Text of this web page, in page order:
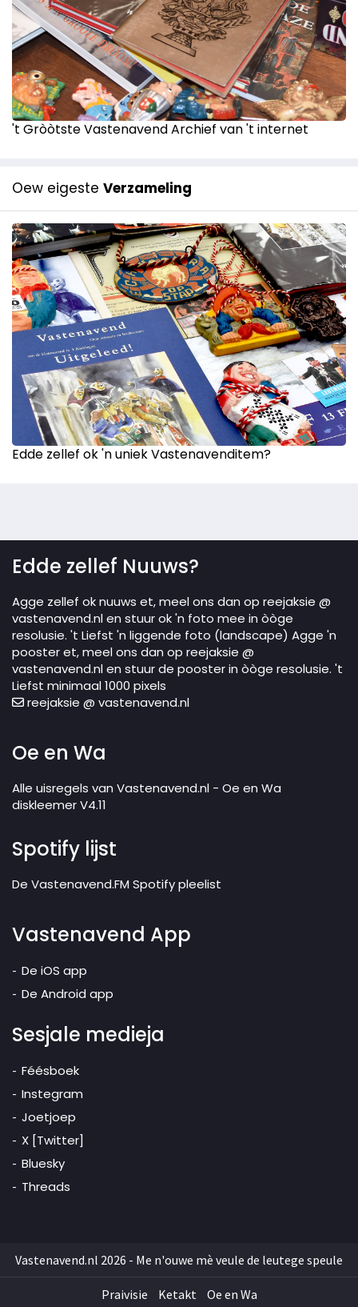
't Gròòtste Vastenavend Archief van 't internet
Oew eigeste Verzameling
Edde zellef ok 'n uniek Vastenavenditem?
Edde zellef Nuuws?
Agge zellef ok nuuws et, meel ons dan op reejaksie @
vastenavend.nl en stuur ok 'n foto mee in òòge
resolusie. 't Liefst 'n liggende foto (landscape) Agge 'n
pooster et, meel ons dan op reejaksie @
vastenavend.nl en stuur de pooster in òòge resolusie. 't
Liefst minimaal 1000 pixels
reejaksie @ vastenavend.nl
Oe en Wa
Alle uisregels van Vastenavend.nl - Oe en Wa
diskleemer V4.11
Spotify lijst
De Vastenavend.FM Spotify pleelist
Vastenavend App
De iOS app
De Android app
Sesjale medieja
Féésboek
Instegram
Joetjoep
X [Twitter]
Bluesky
Threads
Vastenavend.nl 2026 - Me n'ouwe mè veule de leutege speule
Praivisie Ketakt Oe en Wa